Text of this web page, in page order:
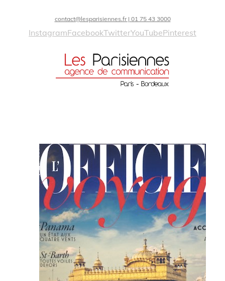
contact@lesparisiennes.fr | 01 75 43 3000
InstagramFacebookTwitterYouTubePinterest